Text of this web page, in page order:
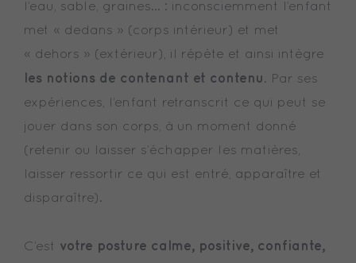
l’eau, sable, graines… : inconsciemment l’enfant
met « dedans » (corps intérieur) et met
« dehors » (extérieur), il répète et ainsi intègre
les notions de contenant et contenu . Par ses
expériences, l’enfant retranscrit ce qui peut se
jouer dans son corps, à un moment donné
(retenir ou laisser s’échapper les matières,
laisser ressortir ce qui est entré, apparaître et
disparaître).
C’est votre posture calme, positive, confiante,